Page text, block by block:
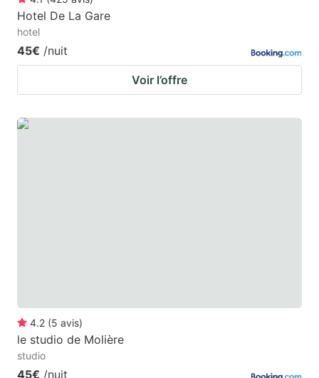
Hotel De La Gare
hotel
45€ /nuit
Voir l’offre
4.2 (5 avis)
le studio de Molière
studio
45€ /nuit